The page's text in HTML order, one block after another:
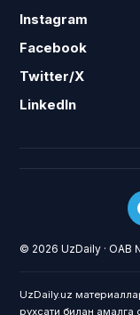
Instagram
Facebook
Twitter/X
LinkedIn
© 2026 UzDaily · ОАВ
UzDaily.uz
рухсати билан